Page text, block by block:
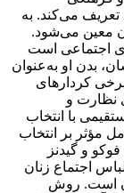
می‌کند. به
معین می‌شود.
اجتماعی است
بدن او به‌عنوان
کردارهای
نظارت و
با انتخاب
مؤثر بر انتخاب
و گیدنز
اجتماع زنان
است. روش